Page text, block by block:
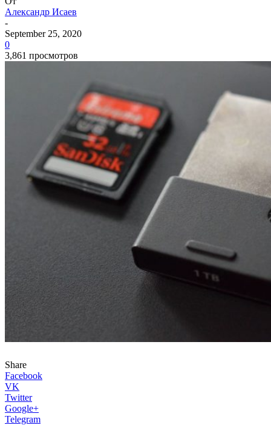
Александр Исаев
-
September 25, 2020
0
3,861 просмотров
Share
Facebook
VK
Twitter
Google+
Telegram